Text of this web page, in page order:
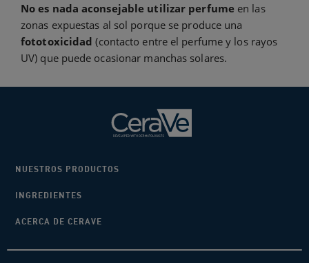
No es nada aconsejable utilizar perfume en las
zonas expuestas al sol porque se produce una
fototoxicidad (contacto entre el perfume y los rayos
UV) que puede ocasionar manchas solares.
NUESTROS PRODUCTOS
INGREDIENTES
ACERCA DE CERAVE